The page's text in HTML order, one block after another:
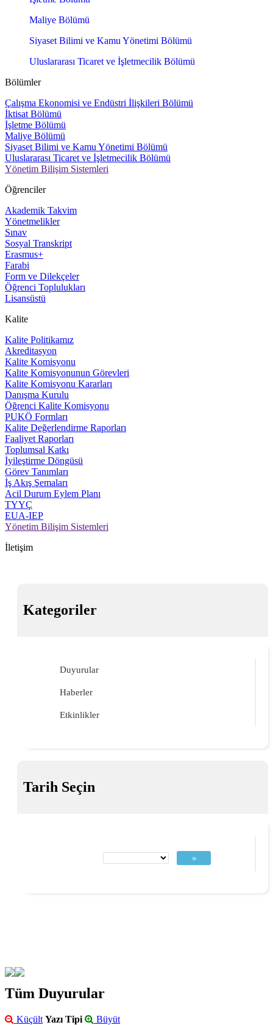
Maliye Bölümü
Siyaset Bilimi ve Kamu Yönetimi Bölümü
Uluslararası Ticaret ve İşletmecilik Bölümü
Bölümler
Çalışma Ekonomisi ve Endüstri İlişkileri Bölümü
İktisat Bölümü
İşletme Bölümü
Maliye Bölümü
Siyaset Bilimi ve Kamu Yönetimi Bölümü
Uluslararası Ticaret ve İşletmecilik Bölümü
Yönetim Bilişim Sistemleri
Öğrenciler
Akademik Takvim
Yönetmelikler
Sınav
Sosyal Transkript
Erasmus+
Farabi
Form ve Dilekçeler
Öğrenci Toplulukları
Lisansüstü
Kalite
Kalite Politikamız
Akreditasyon
Kalite Komisyonu
Kalite Komisyonunun Görevleri
Kalite Komisyonu Kararları
Danışma Kurulu
Öğrenci Kalite Komisyonu
PUKÖ Formları
Kalite Değerlendirme Raporları
Faaliyet Raporları
Toplumsal Katkı
İyileştirme Döngüsü
Görev Tanımları
İş Akış Şemaları
Acil Durum Eylem Planı
TYYÇ
EUA-IEP
Yönetim Bilişim Sistemleri
İletişim
Kategoriler
Duyurular
Haberler
Etkinlikler
Tarih Seçin
»
Tüm Duyurular
Küçült Yazı Tipi Büyüt